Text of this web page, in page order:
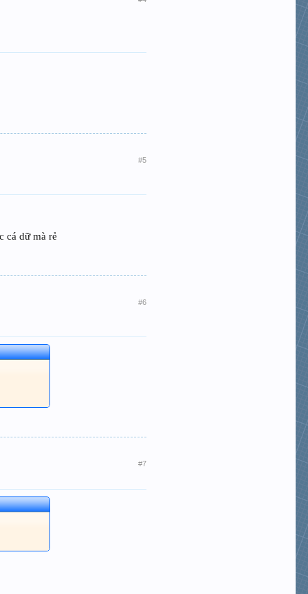
#5
cá dữ mà rẻ
#6
#7